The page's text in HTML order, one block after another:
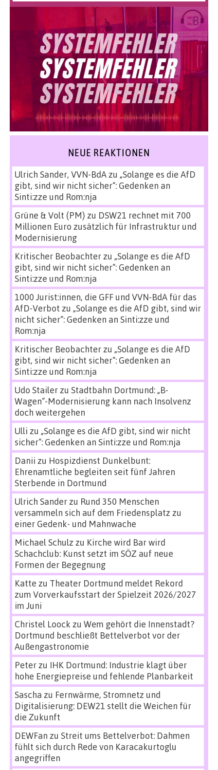
NEUE REAKTIONEN
Ulrich Sander, VVN-BdAzu „Solange es die AfD
gibt, sind wir nicht sicher“: Gedenken an
Sinti:zze und Rom:nja
Grüne & Volt (PM) zu DSW21 rechnet mit 700
Millionen Euro zusätzlich für Infrastruktur und
Modernisierung
Kritischer Beobachterzu „Solange es die AfD
gibt, sind wir nicht sicher“: Gedenken an
Sinti:zze und Rom:nja
1000 Jurist:innen, die GFF und VVN-BdA für das
AfD-Verbot zu „Solange es die AfD gibt, sind wir
nicht sicher“: Gedenken an Sinti:zze und
Rom:nja
Kritischer Beobachterzu „Solange es die AfD
gibt, sind wir nicht sicher“: Gedenken an
Sinti:zze und Rom:nja
Udo Stailerzu Stadtbahn Dortmund: „B-
Wagen“-Modernisierung kann nach Insolvenz
doch weitergehen
Ulli zu „Solange es die AfD gibt, sind wir nicht
sicher“: Gedenken an Sinti:zze und Rom:nja
Danii zu Hospizdienst Dunkelbunt:
Ehrenamtliche begleiten seit fünf Jahren
Sterbende in Dortmund
Ulrich Sanderzu Rund 350 Menschen
versammeln sich auf dem Friedensplatz zu
einer Gedenk- und Mahnwache
Michael Schulz zu Kirche wird Bar wird
Schachclub: Kunst setzt im SÖZ auf neue
Formen der Begegnung
Katte zu Theater Dortmund meldet Rekord
zum Vorverkaufsstart der Spielzeit 2026/2027
im Juni
Christel Loock zu Wem gehört die Innenstadt?
Dortmund beschließt Bettelverbot vor der
Außengastronomie
Peterzu IHK Dortmund: Industrie klagt über
hohe Energiepreise und fehlende Planbarkeit
Sascha zu Fernwärme, Stromnetz und
Digitalisierung: DEW21 stellt die Weichen für
die Zukunft
DEWFan zu Streit ums Bettelverbot: Dahmen
fühlt sich durch Rede von Karacakurtoglu
angegriffen